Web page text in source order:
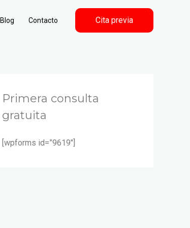
Blog Contacto Cita previa
Primera consulta
gratuita
[wpforms id=”9619″]